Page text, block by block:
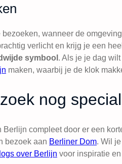
wanneer de
verlicht en krijg je een
symbool . Als je je dag
maken, waarbij je de klok
nog
compleet door er een
bezoek aan Berliner Dom. Wil
over Berlijn voor inspiratie